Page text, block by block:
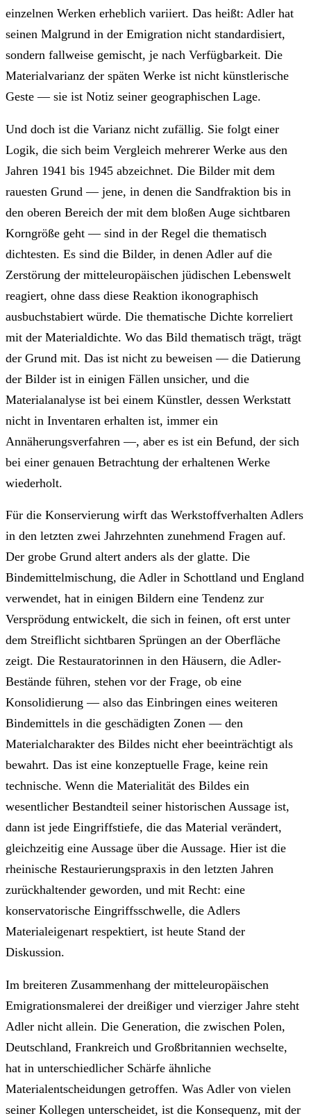
einzelnen Werken erheblich variiert. Das heißt: Adler hat
seinen Malgrund in der Emigration nicht standardisiert,
sondern fallweise gemischt, je nach Verfügbarkeit. Die
Materialvarianz der späten Werke ist nicht künstlerische
Geste — sie ist Notiz seiner geographischen Lage.
Und doch ist die Varianz nicht zufällig. Sie folgt einer
Logik, die sich beim Vergleich mehrerer Werke aus den
Jahren 1941 bis 1945 abzeichnet. Die Bilder mit dem
rauesten Grund — jene, in denen die Sandfraktion bis in
den oberen Bereich der mit dem bloßen Auge sichtbaren
Korngröße geht — sind in der Regel die thematisch
dichtesten. Es sind die Bilder, in denen Adler auf die
Zerstörung der mitteleuropäischen jüdischen Lebenswelt
reagiert, ohne dass diese Reaktion ikonographisch
ausbuchstabiert würde. Die thematische Dichte korreliert
mit der Materialdichte. Wo das Bild thematisch trägt, trägt
der Grund mit. Das ist nicht zu beweisen — die Datierung
der Bilder ist in einigen Fällen unsicher, und die
Materialanalyse ist bei einem Künstler, dessen Werkstatt
nicht in Inventaren erhalten ist, immer ein
Annäherungsverfahren —, aber es ist ein Befund, der sich
bei einer genauen Betrachtung der erhaltenen Werke
wiederholt.
Für die Konservierung wirft das Werkstoffverhalten Adlers
in den letzten zwei Jahrzehnten zunehmend Fragen auf.
Der grobe Grund altert anders als der glatte. Die
Bindemittelmischung, die Adler in Schottland und England
verwendet, hat in einigen Bildern eine Tendenz zur
Versprödung entwickelt, die sich in feinen, oft erst unter
dem Streiflicht sichtbaren Sprüngen an der Oberfläche
zeigt. Die Restauratorinnen in den Häusern, die Adler-
Bestände führen, stehen vor der Frage, ob eine
Konsolidierung — also das Einbringen eines weiteren
Bindemittels in die geschädigten Zonen — den
Materialcharakter des Bildes nicht eher beeinträchtigt als
bewahrt. Das ist eine konzeptuelle Frage, keine rein
technische. Wenn die Materialität des Bildes ein
wesentlicher Bestandteil seiner historischen Aussage ist,
dann ist jede Eingriffstiefe, die das Material verändert,
gleichzeitig eine Aussage über die Aussage. Hier ist die
rheinische Restaurierungspraxis in den letzten Jahren
zurückhaltender geworden, und mit Recht: eine
konservatorische Eingriffsschwelle, die Adlers
Materialeigenart respektiert, ist heute Stand der
Diskussion.
Im breiteren Zusammenhang der mitteleuropäischen
Emigrationsmalerei der dreißiger und vierziger Jahre steht
Adler nicht allein. Die Generation, die zwischen Polen,
Deutschland, Frankreich und Großbritannien wechselte,
hat in unterschiedlicher Schärfe ähnliche
Materialentscheidungen getroffen. Was Adler von vielen
seiner Kollegen unterscheidet, ist die Konsequenz, mit der